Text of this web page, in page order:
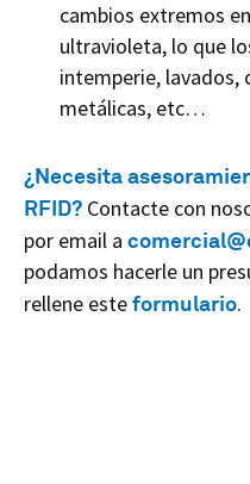
cambios extremos
ultravioleta, lo que
intemperie, lavados,
metálicas, etc…
¿Necesita
RFID? Contacte con
por email a
podamos hacerle un
rellene esteformulario.